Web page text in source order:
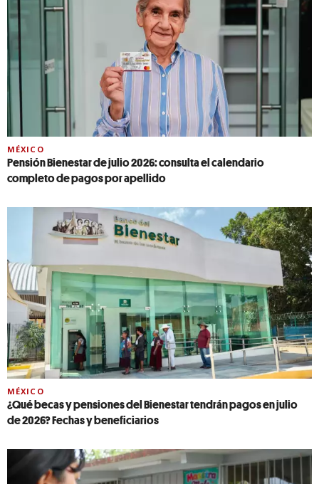
MÉXICO
Pensión Bienestar de julio 2026: consulta el calendario
completo de pagos por apellido
MÉXICO
¿Qué becas y pensiones del Bienestar tendrán pagos en julio
de 2026? Fechas y beneficiarios